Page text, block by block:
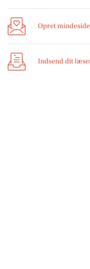
Opret mindeside
Indsend dit